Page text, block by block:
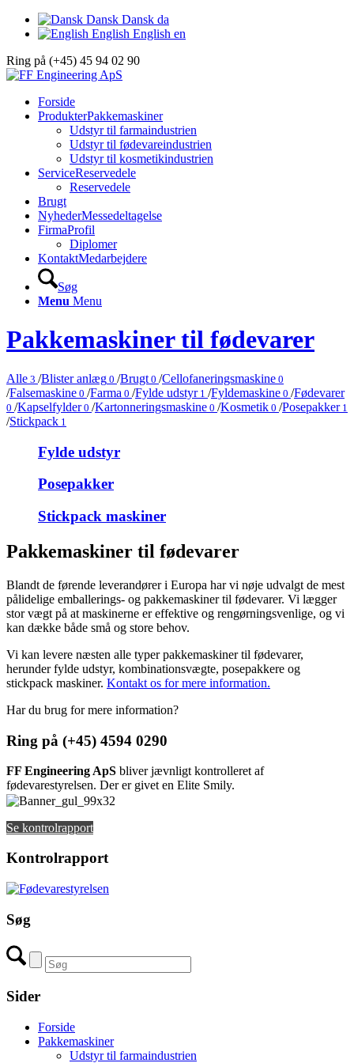
Dansk Dansk da
English English en
Ring på (+45) 45 94 02 90
Forside
ProdukterPakkemaskiner
Udstyr til farmaindustrien
Udstyr til fødevareindustrien
Udstyr til kosmetikindustrien
ServiceReservedele
Reservedele
Brugt
NyhederMessedeltagelse
FirmaProfil
Diplomer
KontaktMedarbejdere
Søg
Menu Menu
Pakkemaskiner til fødevarer
Alle 3 /Blister anlæg 0 /Brugt 0 /Cellofaneringsmaskine 0
/Falsemaskine 0 /Farma 0 /Fylde udstyr1 /Fyldemaskine 0 /Fødevarer
0 /Kapselfylder0 /Kartonneringsmaskine 0 /Kosmetik 0 /Posepakker1
/Stickpack 1
Fylde udstyr
Posepakker
Stickpack maskiner
Pakkemaskiner til fødevarer
Blandt de førende leverandører i Europa har vi nøje udvalgt de mest
pålidelige emballerings- og pakkemaskiner til fødevarer. Vi lægger
stor vægt på at maskinerne er effektive og rengørningsvenlige, og vi
kan dække både små og store behov.
Vi kan levere næsten alle typer pakkemaskiner til fødevarer,
herunder fylde udstyr, kombinationsvægte, posepakkere og
stickpack maskiner. Kontakt os for mere information.
Har du brug for mere information?
Ring på (+45) 4594 0290
FF Engineering ApS bliver jævnligt kontrolleret af
fødevarestyrelsen. Der er givet en Elite Smily.
Se kontrolrapport
Kontrolrapport
Søg
Sider
Forside
Pakkemaskiner
Udstyr til farmaindustrien